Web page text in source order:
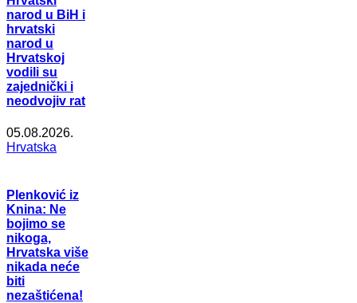
narod u BiH i
hrvatski
narod u
Hrvatskoj
vodili su
zajednički i
neodvojiv rat
05.08.2026.
Hrvatska
Plenković iz
Knina: Ne
bojimo se
nikoga,
Hrvatska više
nikada neće
biti
nezaštićena!